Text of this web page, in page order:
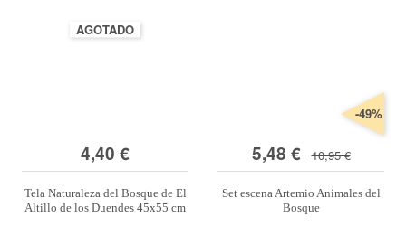
AGOTADO
4,40 €
Tela Naturaleza del Bosque de El
Altillo de los Duendes 45x55 cm
5,48 € 10,95 €
-49%
Set escena Artemio Animales del
Bosque